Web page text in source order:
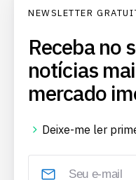
NEWSLETTER
Receba no
notícias
mercado
Deixe-me ler